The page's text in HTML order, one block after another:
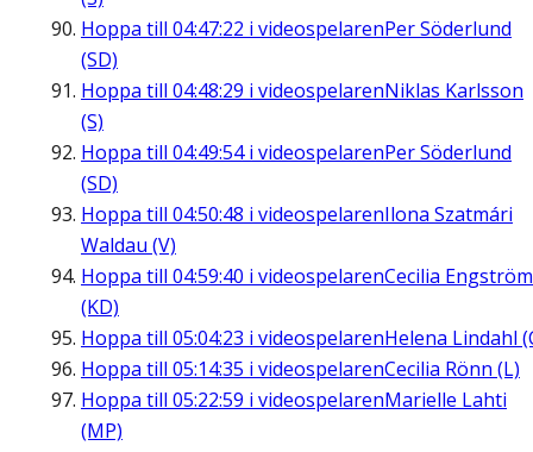
Hoppa till 04:47:22 i videospelarenPer Söderlund
(SD)
Hoppa till 04:48:29 i videospelarenNiklas Karlsson
(S)
Hoppa till 04:49:54i videospelarenPer Söderlund
(SD)
Hoppa till 04:50:48 i videospelarenIlona Szatmári
Waldau (V)
Hoppa till 04:59:40 i videospelarenCecilia Engström
(KD)
Hoppa till 05:04:23 i videospelarenHelena Lindahl
Hoppa till 05:14:35 i videospelarenCecilia Rönn (L)
Hoppa till 05:22:59 i videospelarenMarielle Lahti
(MP)